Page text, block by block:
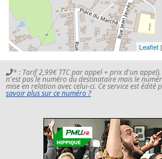
Leaflet
* : Tarif 2,99€ TTC par appel + prix d'un
n'est pas le numéro du destinataire mais le
mise en relation avec celui-ci. Ce service est édité
savoir plus sur ce numéro ?